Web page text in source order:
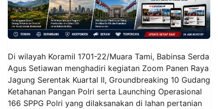
Di wilayah Koramil 1701-22/Muara Tami, Babinsa Serda
Agus Setiawan menghadiri kegiatan Zoom Panen Raya
Jagung Serentak Kuartal II, Groundbreaking 10 Gudang
Ketahanan Pangan Polri serta Launching Operasional
166 SPPG Polri yang dilaksanakan di lahan pertanian